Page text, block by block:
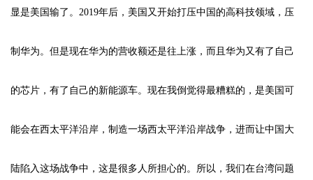
显是美国输了。2019年后，美国又开始打压中国的高科技领域，压
制华为。但是现在华为的营收额还是往上涨，而且华为又有了自己
的芯片，有了自己的新能源车。现在我倒觉得最糟糕的，是美国可
能会在西太平洋沿岸，制造一场西太平洋沿岸战争，进而让中国大
陆陷入这场战争中，这是很多人所担心的。所以，我们在台湾问题